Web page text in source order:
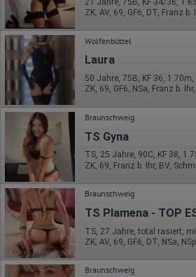
ZK, AV, 69, GF6, DT, Franz b.
Wolfenbüttel
Laura
Braunschweig
TS Gyna
Braunschweig
TS Plamena - TOP
TS, 27 Jahre, total rasiert,
ZK, AV, 69, GF6, DT, NSa, NSp
Braunschweig